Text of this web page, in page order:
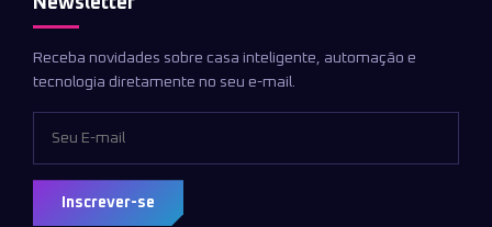
Receba novidades sobre casa inteligente, automação e
tecnologia diretamente no seu e-mail.
Inscrever-se